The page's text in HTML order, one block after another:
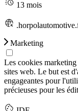
13 mois
Marketing
Les cookies
sites web. Le but est
engageantes pour
précieuses pour les